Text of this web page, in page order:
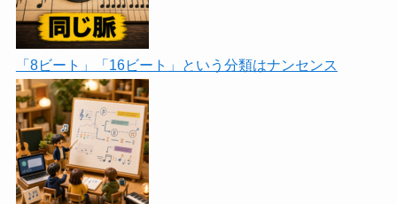
「8ビート」「16ビート」という分類はナンセンス